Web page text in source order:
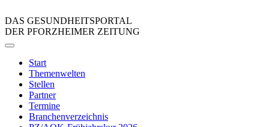
DAS GESUNDHEITSPORTAL
DER PFORZHEIMER ZEITUNG
Start
Themenwelten
Stellen
Partner
Termine
Branchenverzeichnis